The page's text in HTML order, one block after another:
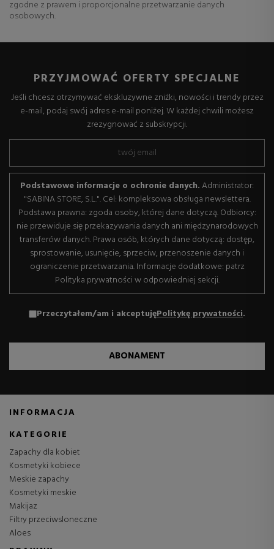
zgodne z prawem i proporcjonalne przetwarzanie danych
osobowych.
PRZYJMOWAĆ OFERTY SPECJALNE
Jeśli chcesz otrzymywać ekskluzywne zniżki, nowości i trendy przez
e-mail, podaj swój adres e-mail poniżej. W każdej chwili możesz
zrezygnować z subskrypcji.
Podstawowe informacje o ochronie danych.Administrator:
"SABINA STORE, S.L.". Cel: kompleksowa obsługa newslettera.
Podstawa prawna: zgoda osoby, której dane dotyczą. Odbiorcy:
nie przewiduje się przekazywania danych ani międzynarodowych
transferów danych. Prawa osób, których dane dotyczą: dostęp,
sprostowanie, usunięcie, sprzeciw, przenoszenie danych i
ograniczenie przetwarzania. Informacje dodatkowe: patrz
Polityka prywatności w odpowiedniej sekcji.
Przeczytałem/am i akceptujęPolitykę prywatności.
ABONAMENT
INFORMACJA
KATEGORIE
Zapachy dla kobiet
Kosmetyki kobiece
Meskie zapachy
Kosmetyki meskie
Makijaz
Filtry przeciwsloneczne
Aloes